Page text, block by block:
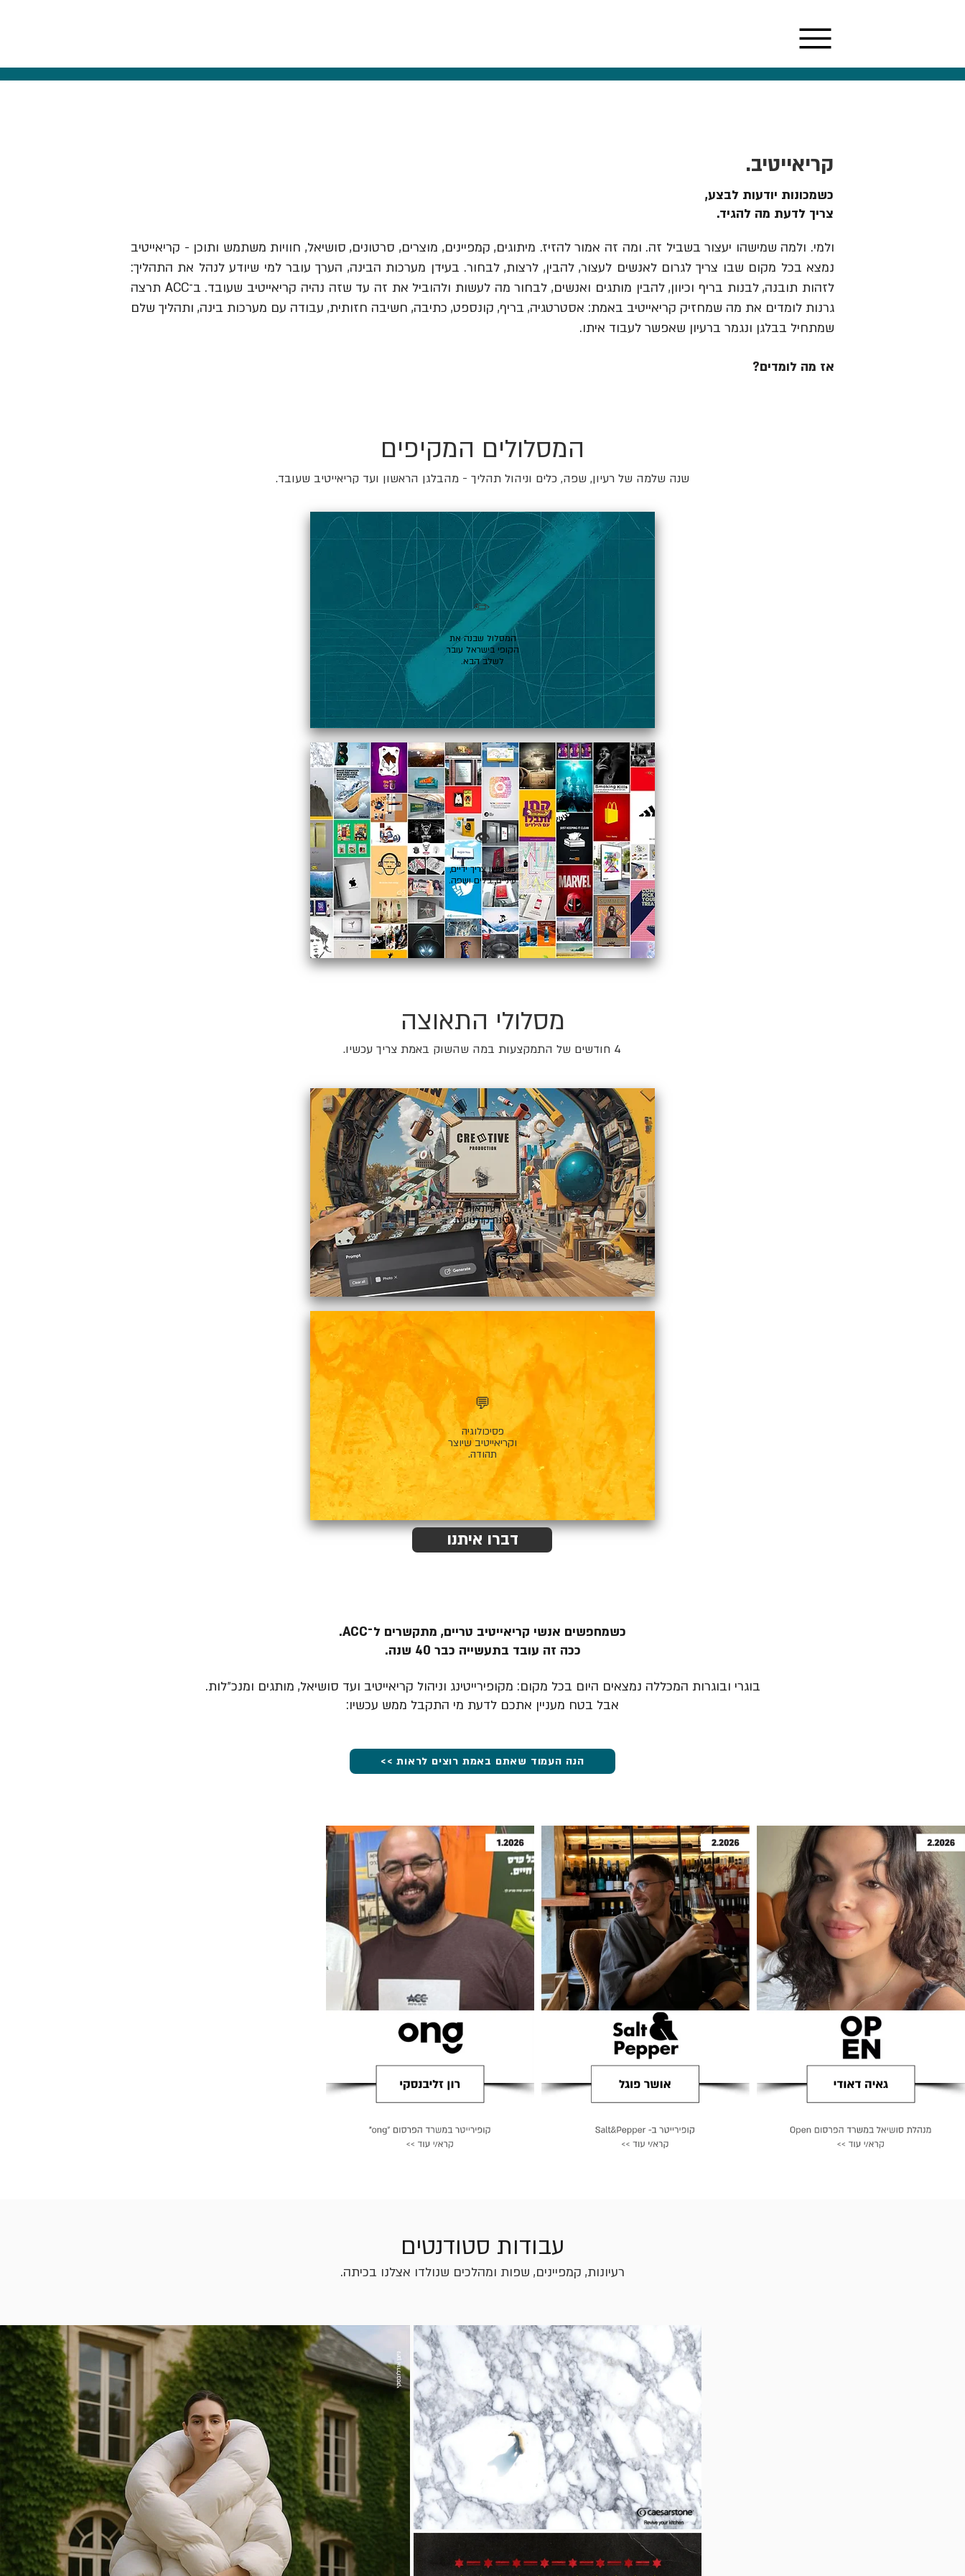
קריאייטיב.
כשמכונות יודעות לבצע,
צריך לדעת מה להגיד.
ולמי. ולמה שמישהו יעצור בשביל זה. ומה זה אמור להזיז. מיתוגים, קמפיינים, מוצרים, סרטונים, סושיאל, חוויות משתמש ותוכן - קריאייטיב
נמצא בכל מקום שבו צריך לגרום לאנשים לעצור, להבין, לרצות, לבחור. בעידן מערכות הבינה, הערך עובר למי שיודע לנהל את התהליך:
לזהות תובנה, לבנות בריף וכיוון, להבין מותגים ואנשים, לבחור מה לעשות ולהוביל את זה עד שזה נהיה קריאייטיב שעובד. ב־ACC תרצה
גרנות לומדים את מה שמחזיק קריאייטיב באמת: אסטרטגיה, בריף, קונספט, כתיבה, חשיבה חזותית, עבודה עם מערכות בינה, ותהליך שלם
שמתחיל בבלגן ונגמר ברעיון שאפשר לעבוד איתו.
אז מה לומדים?
המסלולים המקיפים
שנה שלמה של רעיון, שפה, כלים וניהול תהליך - מהבלגן הראשון ועד קריאייטיב שעובד.
✏️
המסלול שבנה את
הקופי בישראל עובר
לשלב הבא.
👁️
כשרעיון צריך ידיים,
עיניים, כלים ושפה.
מסלולי התאוצה
4 חודשים של התמקצעות במה שהשוק באמת צריך עכשיו.
🎬
רעיונאות
ובינה קולנועית.
💬
פסיכולוגיה
וקריאייטיב שיוצר
תהודה.
דברו איתנו
כשמחפשים אנשי קריאייטיב טריים, מתקשרים ל־ACC.
ככה זה עובד בתעשייה כבר 40 שנה.
בוגרי ובוגרות המכללה נמצאים היום בכל מקום: מקופירייטינג וניהול קריאייטיב ועד סושיאל, מותגים ומנכ״לות.
אבל בטח מעניין אתכם לדעת מי התקבל ממש עכשיו:
הנה העמוד שאתם באמת רוצים לראות >>
עבודות סטודנטים
רעיונות, קמפיינים, שפות ומהלכים שנולדו אצלנו בכיתה.